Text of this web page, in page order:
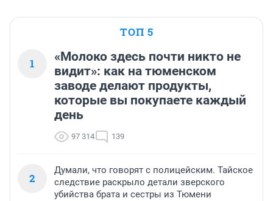
ТОП 5
1
«Молоко здесь почти никто не
видит»: как на тюменском
заводе делают продукты,
которые вы покупаете каждый
день
97 314 139
2
Думали, что говорят с полицейским. Тайское
следствие раскрыло детали зверского
убийства брата и сестры из Тюмени